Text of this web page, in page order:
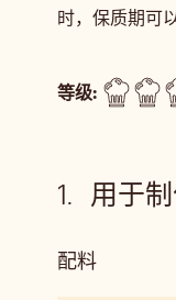
时，保质期可
等级:
用于
配料